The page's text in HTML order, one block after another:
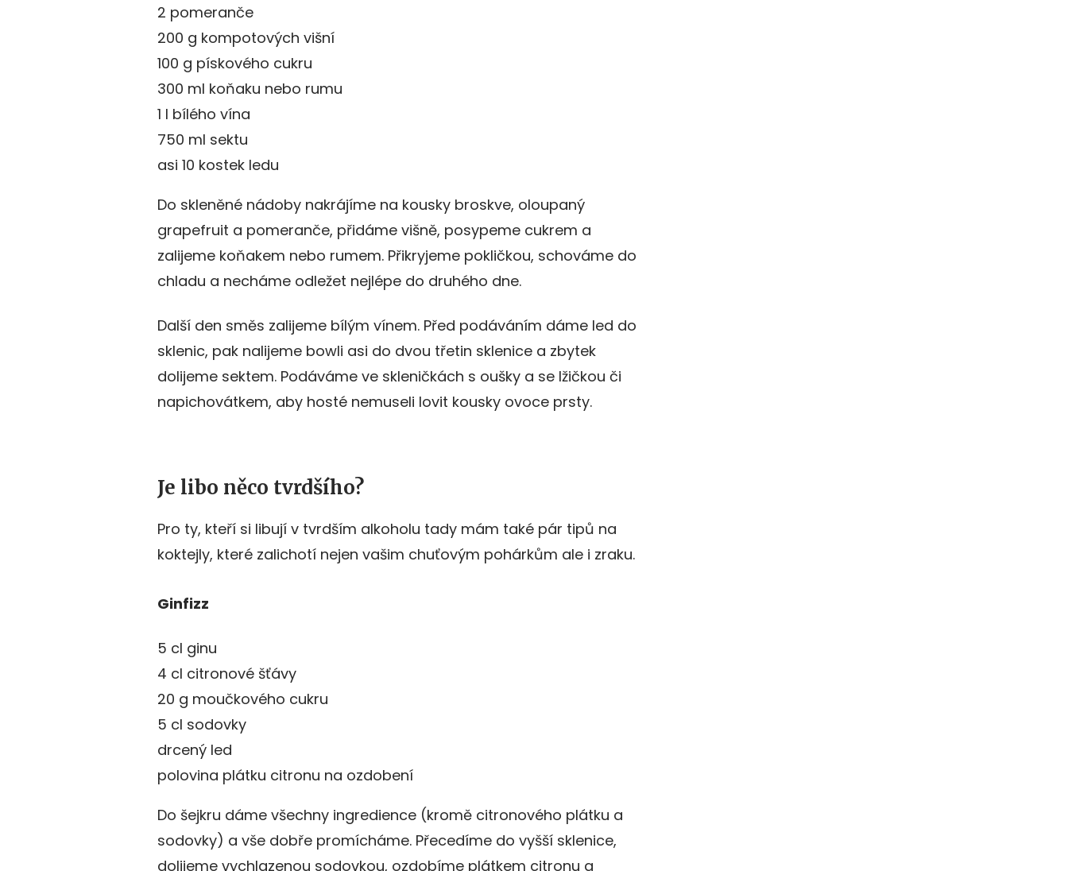
2 pomeranče
200 g kompotových višní
100 g pískového cukru
300 ml koňaku nebo rumu
1 l bílého vína
750 ml sektu
asi 10 kostek ledu
Do skleněné nádoby nakrájíme na kousky broskve, oloupaný
grapefruit a pomeranče, přidáme višně, posypeme cukrem a
zalijeme koňakem nebo rumem. Přikryjeme pokličkou, schováme do
chladu a necháme odležet nejlépe do druhého dne.
Další den směs zalijeme bílým vínem. Před podáváním dáme led do
sklenic, pak nalijeme bowli asi do dvou třetin sklenice a zbytek
dolijeme sektem. Podáváme ve skleničkách s oušky a se lžičkou či
napichovátkem, aby hosté nemuseli lovit kousky ovoce prsty.
Je libo něco tvrdšího?
Pro ty, kteří si libují v tvrdším alkoholu tady mám také pár tipů na
koktejly, které zalichotí nejen vašim chuťovým pohárkům ale i zraku.
Ginfizz
5 cl ginu
4 cl citronové šťávy
20 g moučkového cukru
5 cl sodovky
drcený led
polovina plátku citronu na ozdobení
Do šejkru dáme všechny ingredience (kromě citronového plátku a
sodovky) a vše dobře promícháme. Přecedíme do vyšší sklenice,
dolijeme vychlazenou sodovkou, ozdobíme plátkem citronu a